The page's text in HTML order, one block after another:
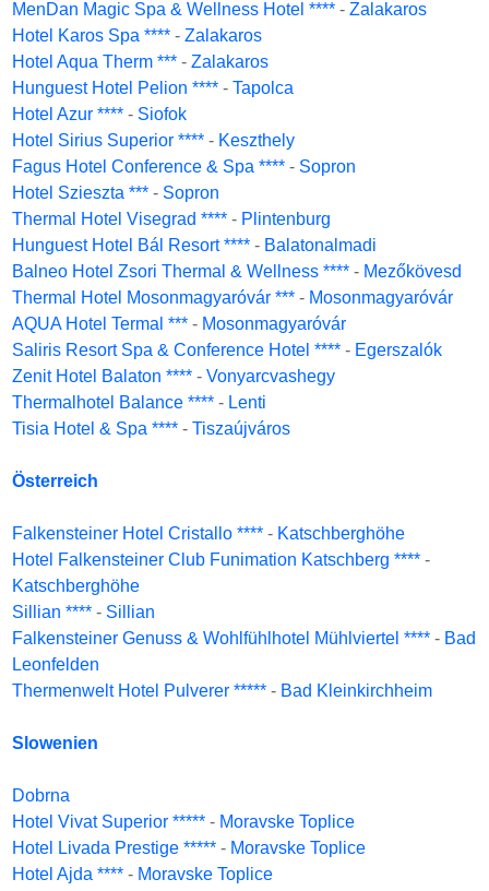
MenDan Magic Spa & Wellness Hotel **** - Zalakaros
Hotel Karos Spa **** - Zalakaros
Hotel Aqua Therm *** - Zalakaros
Hunguest Hotel Pelion **** - Tapolca
Hotel Azur **** - Siofok
Hotel Sirius Superior **** - Keszthely
Fagus Hotel Conference & Spa **** - Sopron
Hotel Szieszta *** - Sopron
Thermal Hotel Visegrad **** - Plintenburg
Hunguest Hotel Bál Resort **** - Balatonalmadi
Balneo Hotel Zsori Thermal & Wellness **** - Mezőkövesd
Thermal Hotel Mosonmagyaróvár *** - Mosonmagyaróvár
AQUA Hotel Termal *** - Mosonmagyaróvár
Saliris Resort Spa & Conference Hotel **** - Egerszalók
Zenit Hotel Balaton **** - Vonyarcvashegy
Thermalhotel Balance **** - Lenti
Tisia Hotel & Spa **** - Tiszaújváros
Österreich
Falkensteiner Hotel Cristallo **** - Katschberghöhe
Hotel Falkensteiner Club Funimation Katschberg **** -
Katschberghöhe
Sillian **** - Sillian
Falkensteiner Genuss & Wohlfühlhotel Mühlviertel **** - Bad
Leonfelden
Thermenwelt Hotel Pulverer ***** - Bad Kleinkirchheim
Slowenien
Dobrna
Hotel Vivat Superior ***** - Moravske Toplice
Hotel Livada Prestige ***** - Moravske Toplice
Hotel Ajda **** - Moravske Toplice